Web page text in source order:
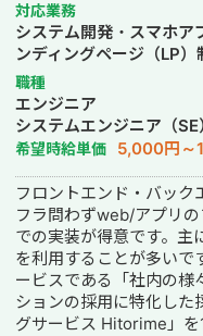
対応業務
システム開発・スマホア
ンディングページ（LP）
新規事業立上・ホームペ
成・採用代行・AI活用
職種
エンジニア
システムエンジニア（SE
希望時給単価 5,000円～
フロントエンド・バック
フラ問わずweb/アプリ
での実装が得意です。
を利用することが多いで
ービスである「社内の様
ションの採用に特化した
グサービス Hitorime」を